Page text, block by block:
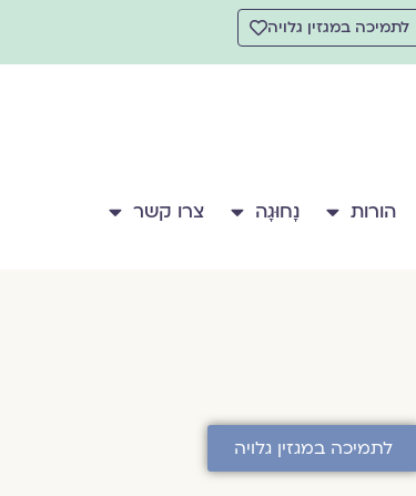
לתמיכה במגזין גלויה
הורות נָחוּגָה צרו קשר
לתמיכה במגזין גלויה